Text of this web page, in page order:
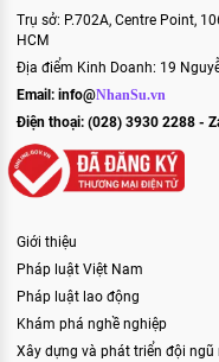
Trụ sở: P.702A, Centre Point,
HCM
Địa điểm Kinh Doanh: 19
Email: info@NhanSu.vn
Điện thoại: (028) 3930 2288 -
Giới thiệu
Pháp luật Việt Nam
Pháp luật lao động
Khám phá nghề nghiệp
Xây dựng và phát triển đội ngũ